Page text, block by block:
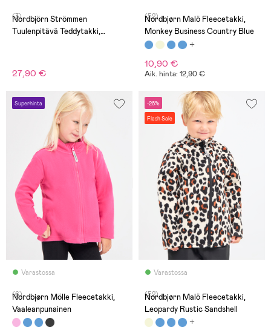
(3)
Nordbjörn Strömmen
Tuulenpitävä Teddytakki,
27,90 €
(52)
Nordbjørn Malö Fleecetakki,
Monkey Business Country Blue
10,90 €
Aik. hinta: 12,90 €
Superhinta
Varastossa
(6)
Nordbjørn Mölle Fleecetakki,
Vaaleanpunainen
-28%
Flash Sale
Varastossa
(52)
Nordbjørn Malö Fleecetakki,
Leopardy Rustic Sandshell